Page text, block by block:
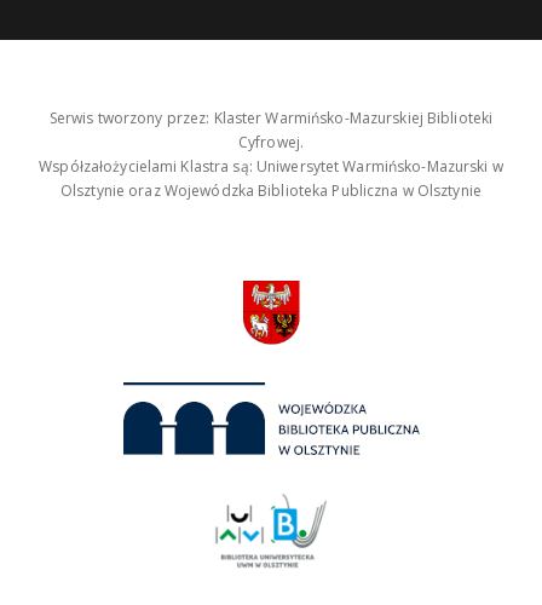
Serwis tworzony przez: Klaster Warmińsko-Mazurskiej Biblioteki
Cyfrowej.
Współzałożycielami Klastra są: Uniwersytet Warmińsko-Mazurski w
Olsztynie oraz Wojewódzka Biblioteka Publiczna w Olsztynie